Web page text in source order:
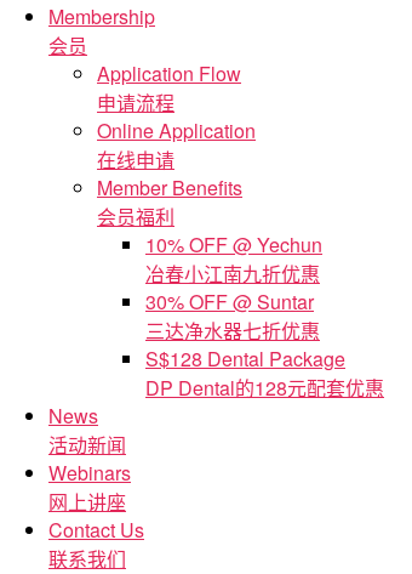
Membership
会员
Application Flow
申请流程
Online Application
在线申请
Member Benefits
会员福利
10% OFF @ Yechun
冶春小江南九折优惠
30% OFF @ Suntar
三达净水器七折优惠
S$128 Dental Package
DP Dental的128元配套优惠
News
活动新闻
Webinars
网上讲座
Contact Us
联系我们